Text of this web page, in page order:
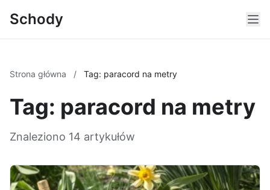
Schody
Strona główna / Tag: paracord na metry
Tag: paracord na metry
Znaleziono 14 artykułów